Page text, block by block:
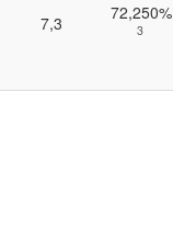
7,3 72,250%
3